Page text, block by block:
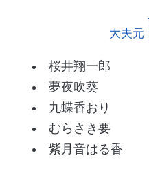
大夫元
桜井翔一郎
夢夜吹葵
九蝶香おり
むらさき要
紫月音はる香